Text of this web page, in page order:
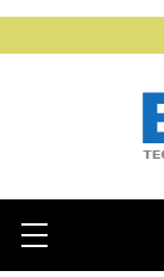
Hľadať
Menu